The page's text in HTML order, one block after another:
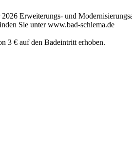
Erweiterungs- und
Sie unter www.bad-schlema.de
3 € auf den Badeintritt erhoben.